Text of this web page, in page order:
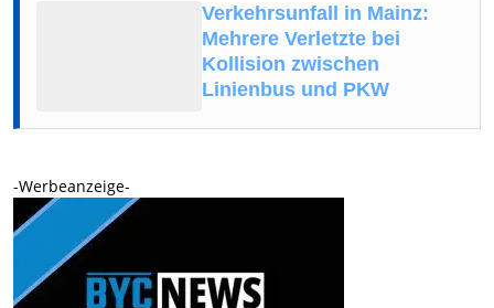
Verkehrsunfall in Mainz:
Mehrere Verletzte bei
Kollision zwischen
Linienbus und PKW
-Werbeanzeige-